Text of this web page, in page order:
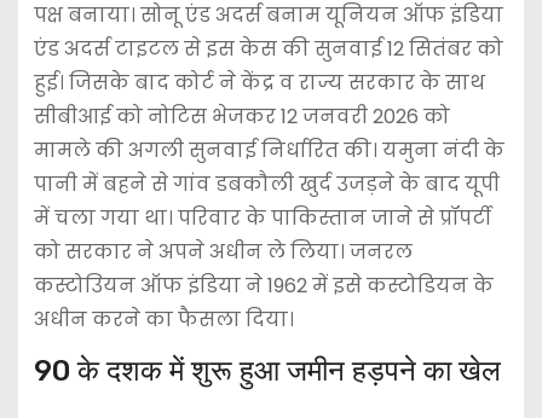
पक्ष बनाया। सोनू एंड अदर्स बनाम यूनियन ऑफ इंडिया
एंड अदर्स टाइटल से इस केस की सुनवाई 12 सितंबर को
हुई। जिसके बाद कोर्ट ने केंद्र व राज्य सरकार के साथ
सीबीआई को नोटिस भेजकर 12 जनवरी 2026 को
मामले की अगली सुनवाई निर्धारित की। यमुना नंदी के
पानी में बहने से गांव डबकौली खुर्द उजड़ने के बाद यूपी
में चला गया था। परिवार के पाकिस्तान जाने से प्रॉपर्टी
को सरकार ने अपने अधीन ले लिया। जनरल
कस्टोउियन ऑफ इंडिया ने 1962 में इसे कस्टोडियन के
अधीन करने का फैसला दिया।
90 के दशक में शुरू हुआ जमीन हड़पने का खेल